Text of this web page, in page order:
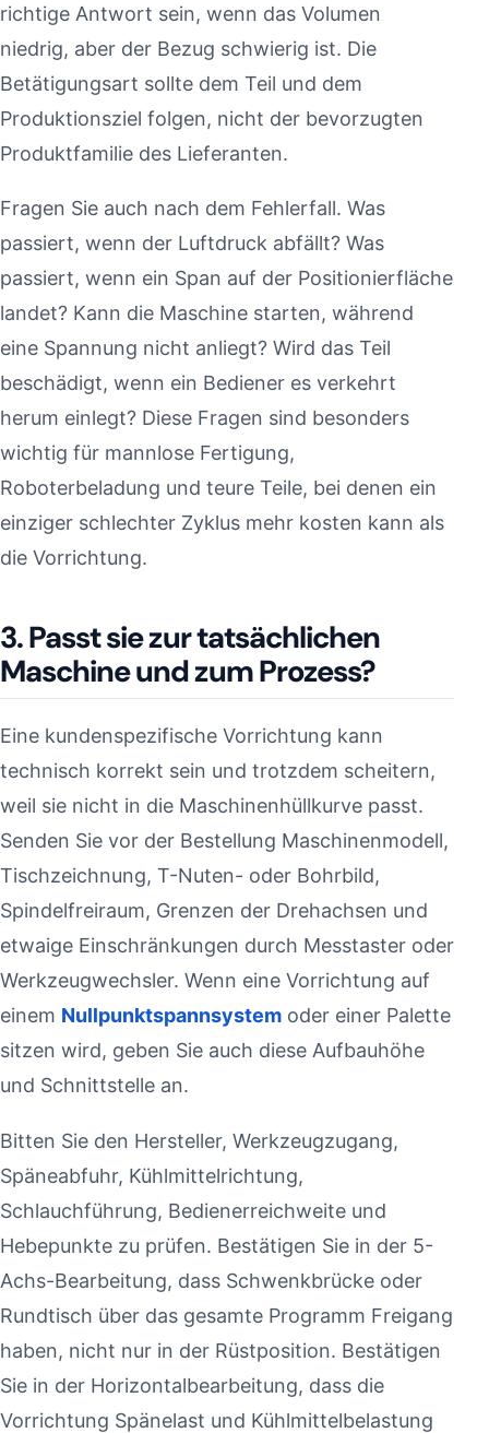
richtige Antwort sein, wenn das Volumen
niedrig, aber der Bezug schwierig ist. Die
Betätigungsart sollte dem Teil und dem
Produktionsziel folgen, nicht der bevorzugten
Produktfamilie des Lieferanten.
Fragen Sie auch nach dem Fehlerfall. Was
passiert, wenn der Luftdruck abfällt? Was
passiert, wenn ein Span auf der Positionierfläche
landet? Kann die Maschine starten, während
eine Spannung nicht anliegt? Wird das Teil
beschädigt, wenn ein Bediener es verkehrt
herum einlegt? Diese Fragen sind besonders
wichtig für mannlose Fertigung,
Roboterbeladung und teure Teile, bei denen ein
einziger schlechter Zyklus mehr kosten kann als
die Vorrichtung.
3. Passt sie zur tatsächlichen
Maschine und zum Prozess?
Eine kundenspezifische Vorrichtung kann
technisch korrekt sein und trotzdem scheitern,
weil sie nicht in die Maschinenhüllkurve passt.
Senden Sie vor der Bestellung Maschinenmodell,
Tischzeichnung, T-Nuten- oder Bohrbild,
Spindelfreiraum, Grenzen der Drehachsen und
etwaige Einschränkungen durch Messtaster oder
Werkzeugwechsler. Wenn eine Vorrichtung auf
einem Nullpunktspannsystem oder einer Palette
sitzen wird, geben Sie auch diese Aufbauhöhe
und Schnittstelle an.
Bitten Sie den Hersteller, Werkzeugzugang,
Späneabfuhr, Kühlmittelrichtung,
Schlauchführung, Bedienerreichweite und
Hebepunkte zu prüfen. Bestätigen Sie in der 5-
Achs-Bearbeitung, dass Schwenkbrücke oder
Rundtisch über das gesamte Programm Freigang
haben, nicht nur in der Rüstposition. Bestätigen
Sie in der Horizontalbearbeitung, dass die
Vorrichtung Spänelast und Kühlmittelbelastung